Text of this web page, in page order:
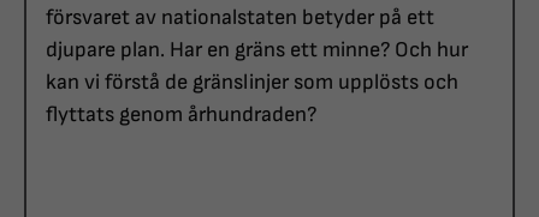
försvaret av nationalstaten betyder på ett
djupare plan. Har en gräns ett minne? Och hur
kan vi förstå de gränslinjer som upplösts och
flyttats genom århundraden?